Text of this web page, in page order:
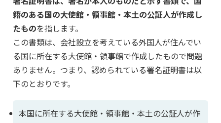
籍のある国の大使館・領事館・本土の公証人が作成し
たものを指します。
この書類は、会社設立を考えている外国人が住んでい
る国に所在する大使館・領事館で作成したもので問題
ありません。つまり、認められている署名証明書は以
下のとおりです。
本国に所在する大使館・領事館・本土の公証人が作